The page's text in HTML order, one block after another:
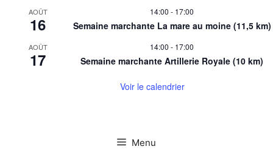
AOÛT
16
14:00 - 17:00
Semaine marchante La mare au moine (11,5 km)
AOÛT
17
14:00 - 17:00
Semaine marchante Artillerie Royale (10 km)
Voir le calendrier
Menu